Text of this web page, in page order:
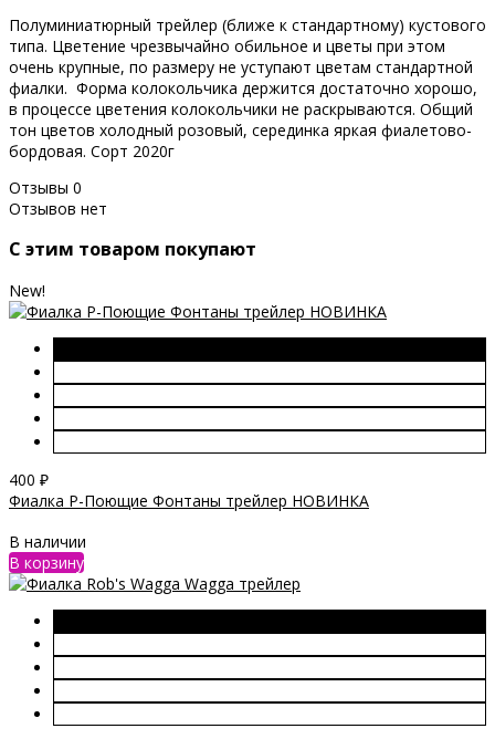
Полуминиатюрный трейлер (ближе к стандартному) кустового
типа. Цветение чрезвычайно обильное и цветы при этом
очень крупные, по размеру не уступают цветам стандартной
фиалки. Форма колокольчика держится достаточно хорошо,
в процессе цветения колокольчики не раскрываются. Общий
тон цветов холодный розовый, серединка яркая фиалетово-
бордовая. Сорт 2020г
Отзывы 0
Отзывов нет
C этим товаром покупают
New!
400 ₽
Фиалка Р-Поющие Фонтаны трейлер НОВИНКА
В наличии
В корзину